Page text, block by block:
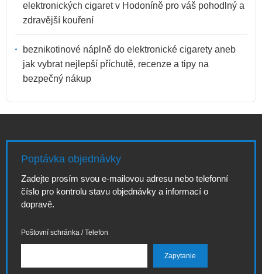
elektronických cigaret v Hodoníně pro váš pohodlný a
zdravější kouření
beznikotinové náplně do elektronické cigarety aneb
jak vybrat nejlepší příchutě, recenze a tipy na
bezpečný nákup
Poptávka objednávky
Zadejte prosím svou e-mailovou adresu nebo telefonní
číslo pro kontrolu stavu objednávky a informací o
dopravě.
Poštovní schránka / Telefon